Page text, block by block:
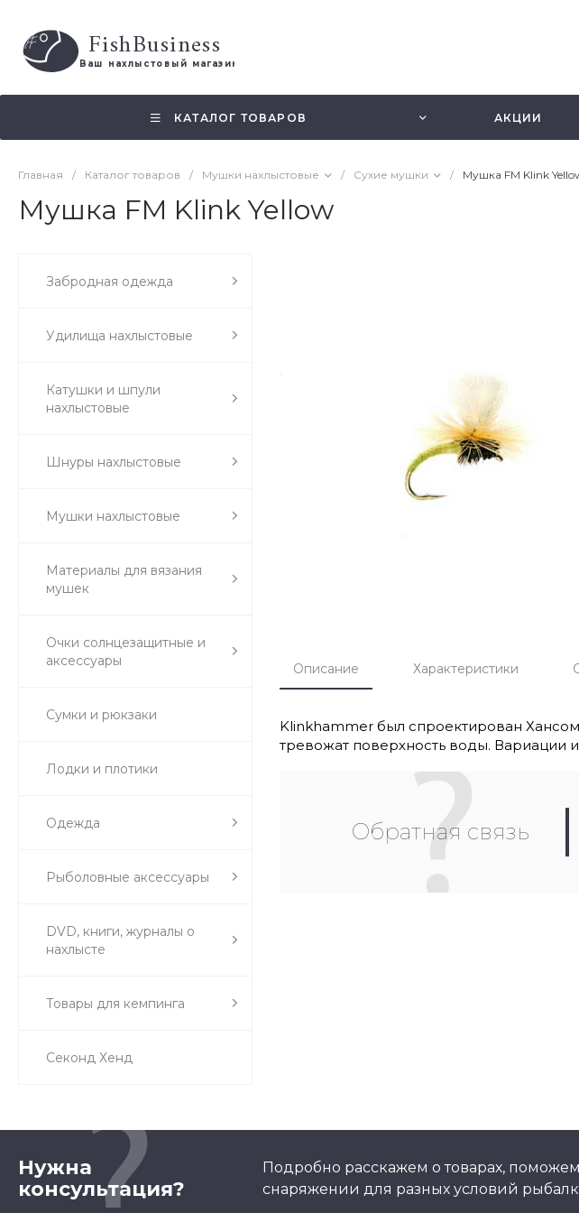
FishBusiness
Ваш нахлыстовый магазин
КАТАЛОГ ТОВАРОВ АКЦИИ
Главная / Каталог товаров / Мушки нахлыстовые / Сухие мушки / Мушка FM Klink
Мушка FM Klink Yellow
Забродная одежда
Удилища нахлыстовые
Катушки и шпули
нахлыстовые
Шнуры нахлыстовые
Мушки нахлыстовые
Материалы для вязания
мушек
Очки солнцезащитные и
аксессуары
Сумки и рюкзаки
Лодки и плотики
Одежда
Рыболовные аксессуары
DVD, книги, журналы о
нахлысте
Товары для кемпинга
Секонд Хенд
Описание Характеристики
Klinkhammer был спроектирован
тревожат поверхность воды. Вариации
Обратная связь
Нужна
консультация?
Подробно расскажем о товарах,
снаряжении для разных условий